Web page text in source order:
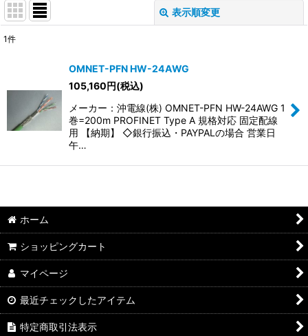
表示順変更
並び順:
絞り込む
1件
OMNET-PFN HW-24AWG
105,160円(税込)
メーカー：沖電線(株) OMNET-PFN HW-24AWG 1
巻=200m PROFINET Type A 規格対応 固定配線
用 【納期】 ◇銀行振込・PAYPALの場合 営業日
午…
ホーム
ショッピングカート
マイページ
最近チェックしたアイテム
特定商取引法表示